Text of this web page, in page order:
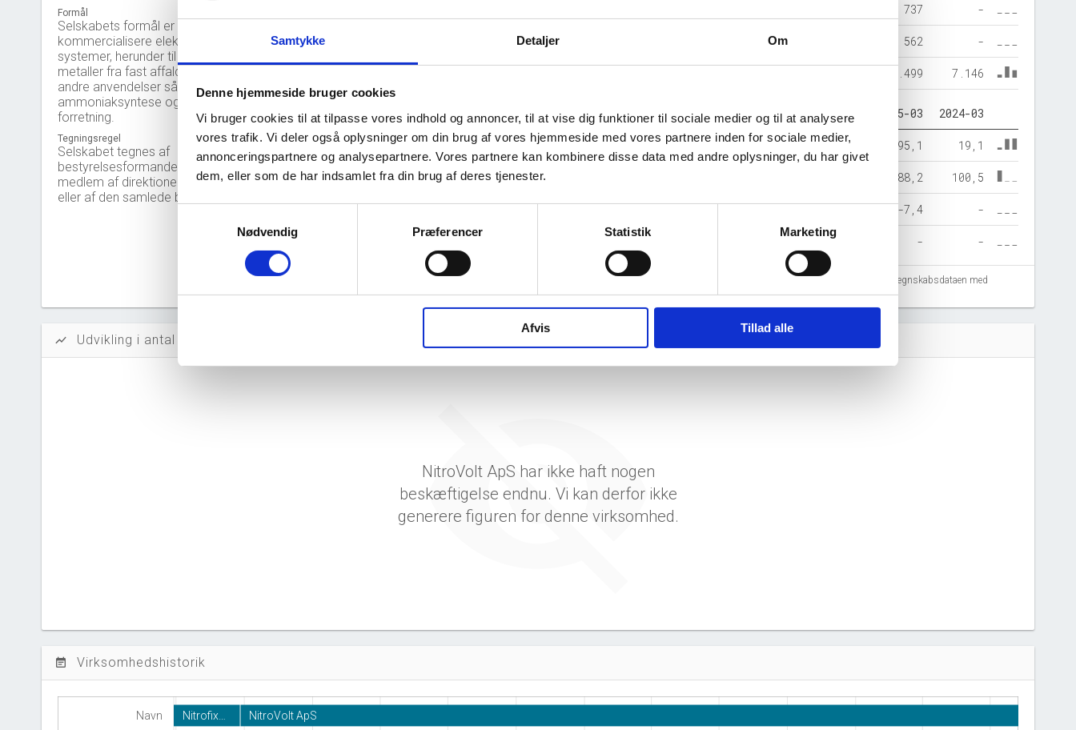
Samtykke Detaljer Om
Denne hjemmeside bruger cookies
Vi bruger cookies til at tilpasse vores indhold og annoncer, til at vise dig funktioner til sociale medier og til at analysere
vores trafik. Vi deler også oplysninger om din brug af vores hjemmeside med vores partnere inden for sociale medier,
annonceringspartnere og analysepartnere. Vores partnere kan kombinere disse data med andre oplysninger, du har givet
dem, eller som de har indsamlet fra din brug af deres tjenester.
Nødvendig
Præferencer Statistik Marketing
Afvis Tillad alle
Formål
Selskabets formål er at udvikle og
kommercialisere elektrokemiske
systemer, herunder til genvinding af
metaller fra fast affald, men også
andre anvendelser såsom
ammoniaksyntese og hertilhørende
forretning.
Tegningsregel
Selskabet tegnes af
bestyrelsesformanden og et
medlem af direktionen i forening
eller af den samlede bestyrelse.
737 -
Gældsforpligtelser 562 -
26.499 7.146
Nøgletal i % 2026-03 2025-03 2024-03
Soliditetsgrad 99,0 95,1 19,1
Likviditetsgrad 3.788,2 100,5
Afkastningsgrad -53,3 -7,4 -
- -
Tal fra erhvervsstyrelsens regnskabs-API. eStatistik henviser til Erhvervsstyrelsen ved eventuelle fejlregistreringer. Vi anbefaler at krydstjekke regnskabsdataen med
årsrapporterne i PDF.
show_chart Udvikling i antal ansatte
NitroVolt ApS har ikke haft nogen
beskæftigelse endnu. Vi kan derfor ikke
generere figuren for denne virksomhed.
event_note Virksomhedshistorik
Navn Nitrofix… NitroVolt ApS